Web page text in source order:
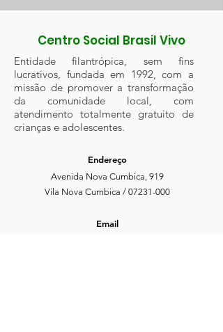
Centro Social Brasil Vivo
Entidade filantrópica, sem fins
lucrativos, fundada em 1992, com a
missão de promover a transformação
da comunidade local, com
atendimento totalmente gratuito de
crianças e adolescentes.
Endereço
Avenida Nova Cumbica, 919
Vila Nova Cumbica / 07231-000
Email